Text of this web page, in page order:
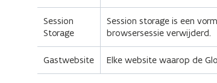
Session
Storage
Session storage is een
browsersessie verwijderd.
Gastwebsite Elke website waarop de